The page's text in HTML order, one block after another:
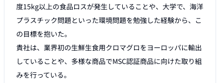
度15kg以上の食品ロスが発生していることや、大学で、海洋
プラスチック問題といった環境問題を勉強した経験から、こ
の目標を抱いた。
貴社は、業界初の生鮮生食用クロマグロをヨーロッパに輸出
していることや、多様な商品でMSC認証商品に向けた取り組
みを行っている。